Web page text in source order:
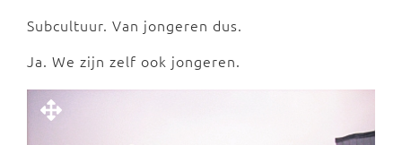
Subcultuur. Van jongeren dus.
Ja. We zijn zelf ook jongeren.